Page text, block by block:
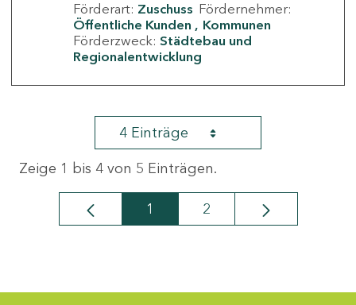
Förderart: Zuschuss Fördernehmer:
Öffentliche Kunden
Kommunen
Förderzweck: Städtebau und
Regionalentwicklung
4 Einträge
Zeige 1 bis 4 von 5 Einträgen.
Seite
1 Seite
2